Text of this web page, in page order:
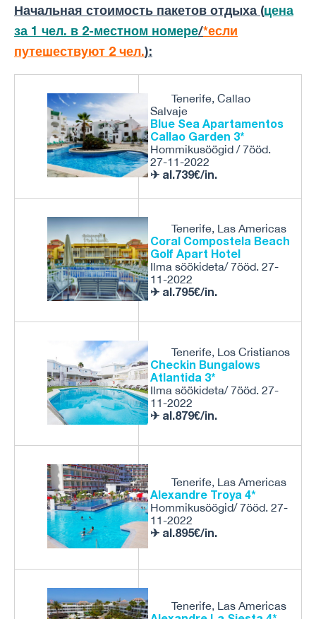
Начальная стоимость пакетов отдыха (цена
за 1 чел. в 2-местном номере/*если
путешествуют 2 чел.):
Tenerife, Callao
Salvaje
Blue Sea Apartamentos
Callao Garden 3*
Hommikusöögid / 7ööd.
27-11-2022
✈ al.739€/in.
Tenerife, Las Americas
Coral Compostela Beach
Golf Apart Hotel
Ilma söökideta/ 7ööd. 27-
11-2022
✈ al.795€/in.
Tenerife, Los Cristianos
Checkin Bungalows
Atlantida 3*
Ilma söökideta/ 7ööd. 27-
11-2022
✈ al.879€/in.
Tenerife, Las Americas
Alexandre Troya 4*
Hommikusöögid/ 7ööd. 27-
11-2022
✈ al.895€/in.
Tenerife, Las Americas